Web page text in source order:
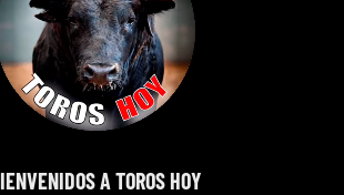
A TOROS HOY